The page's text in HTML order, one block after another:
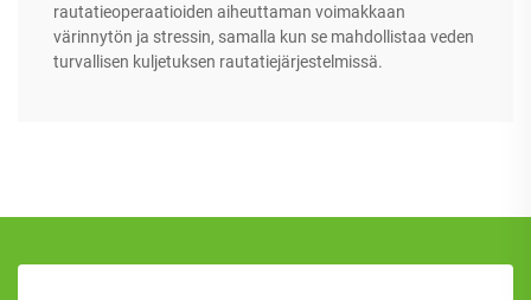
rautatieoperaatioiden aiheuttaman voimakkaan
värinnytön ja stressin, samalla kun se mahdollistaa veden
turvallisen kuljetuksen rautatiejärjestelmissä.